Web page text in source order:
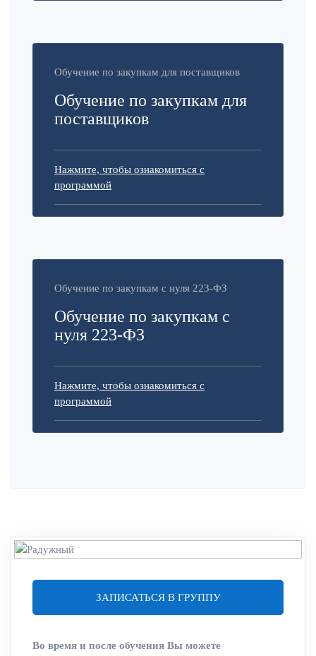
Обучение по закупкам для поставщиков
Обучение по закупкам для
поставщиков
Нажмите, чтобы ознакомиться с
программой
Обучение по закупкам с нуля 223-ФЗ
Обучение по закупкам с
нуля 223-ФЗ
Нажмите, чтобы ознакомиться с
программой
ЗАПИСАТЬСЯ В ГРУППУ
Во время и после обучения Вы можете